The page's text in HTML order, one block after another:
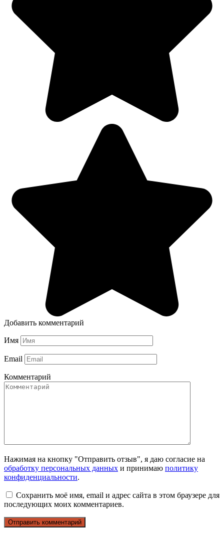
Добавить комментарий
Имя
Email
Комментарий
Нажимая на кнопку "Отправить отзыв", я даю согласие на
обработку персональных данных и принимаю политику
конфиденциальности.
Сохранить моё имя, email и адрес сайта в этом браузере для
последующих моих комментариев.